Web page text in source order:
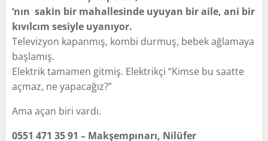
‘nın sakin bir mahallesinde uyuyan bir aile, ani bir
kıvılcım sesiyle uyanıyor.
Televizyon kapanmış, kombi durmuş, bebek ağlamaya
başlamış.
Elektrik tamamen gitmiş. Elektrikçi “Kimse bu saatte
açmaz, ne yapacağız?”
Ama açan biri vardı.
0551 471 35 91 – Makşempınarı, Nilüfer